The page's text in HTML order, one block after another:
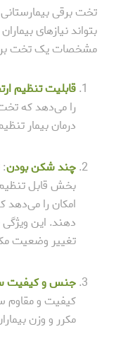
تخت برقی
بتواند نیازهای
مشخصات یک تخت برقی
قابلیت تنظیم
را می‌دهد که
درمان بیمار
چند شکن بودن:
بخش قابل
امکان را می‌دهد
دهند. این ویژگی
تغییر وضعیت
جنس و کیفیت
کیفیت و مقاوم
مکرر و وزن